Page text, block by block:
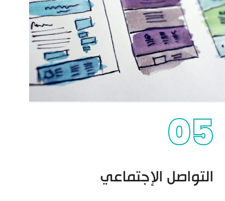
05
التواصل الإجتماعي